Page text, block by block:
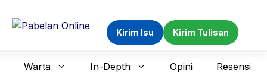
Kirim Isu Kirim Tulisan
Warta In-Depth Opini Resensi